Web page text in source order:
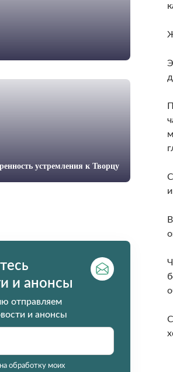
устремления к Творцу
и анонсы
отправляем
и анонсы
обработку моих